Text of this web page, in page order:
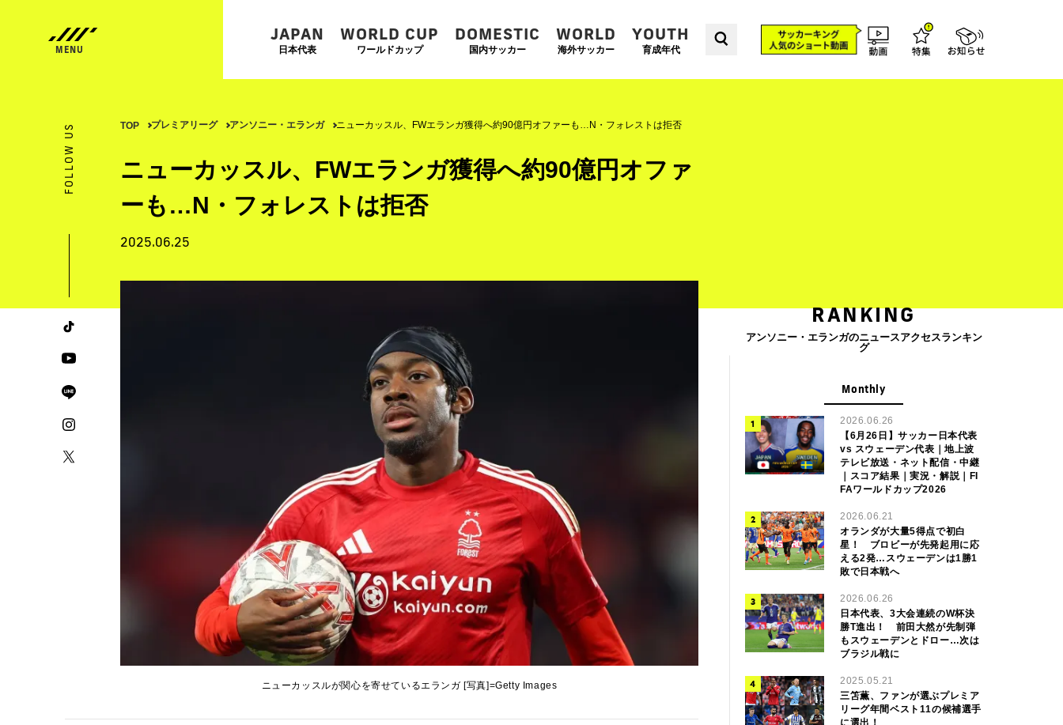
JAPAN
日本代表
WORLD CUP
ワールドカップ
DOMESTIC
国内サッカー
WORLD
海外サッカー
YOUTH
育成年代
FOLLOW US TOP プレミアリーグ アンソニー・エランガ ニューカッスル、FWエランガ獲得へ約90億円オファーも…N・フォレストは拒否
ニューカッスル、FWエランガ獲得へ約90億円オファ
ーも…N・フォレストは拒否
2025.06.25
ニューカッスルが関心を寄せているエランガ [写真]=Getty Images
RANKING
アンソニー・エランガのニュースアクセスランキン
グ
Monthly
2026.06.26
【6月26日】サッカー日本代表
vs スウェーデン代表｜地上波
テレビ放送・ネット配信・中継
｜スコア結果｜実況・解説｜FI
FAワールドカップ2026
2026.06.21
オランダが大量5得点で初白
星！ ブロビーが先発起用に応
える2発…スウェーデンは1勝1
敗で日本戦へ
2026.06.26
日本代表、3大会連続のW杯決
勝T進出！ 前田大然が先制弾
もスウェーデンとドロー…次は
ブラジル戦に
2025.05.21
三笘薫、ファンが選ぶプレミア
リーグ年間ベスト11の候補選手
に選出！